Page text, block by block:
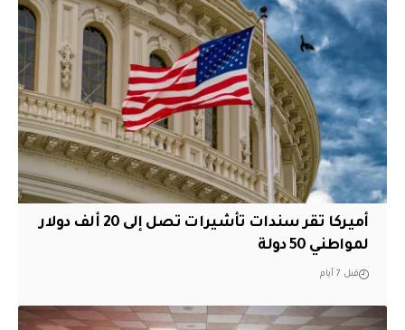
أميركا تقر سندات تأشيرات تصل إلى 20 ألف دولار
لمواطني 50 دولة
قبل 7 أيام